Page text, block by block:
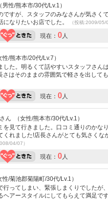
性/熊本市/30代/Lv.1）
ですが、スタッフのみなさんが気さく
になりたいお店でした。
（投稿:2009/
現在： 0人
/熊本市/20代/Lv.7）
した。明るくて話やすいスタッフさ
さはそのままの雰囲気で軽さを出し
現在： 0人
さん （女性/熊本市/30代/Lv.1）
を見て行きました。口コミ通りのかな
くれました!店長さんがとても気さく
04/07）
現在： 0人
/菊池郡菊陽町/30代/Lv.1）
行ってしまい、緊張しまくりでしたが
ヘアースタイルにしてもらえて満足で